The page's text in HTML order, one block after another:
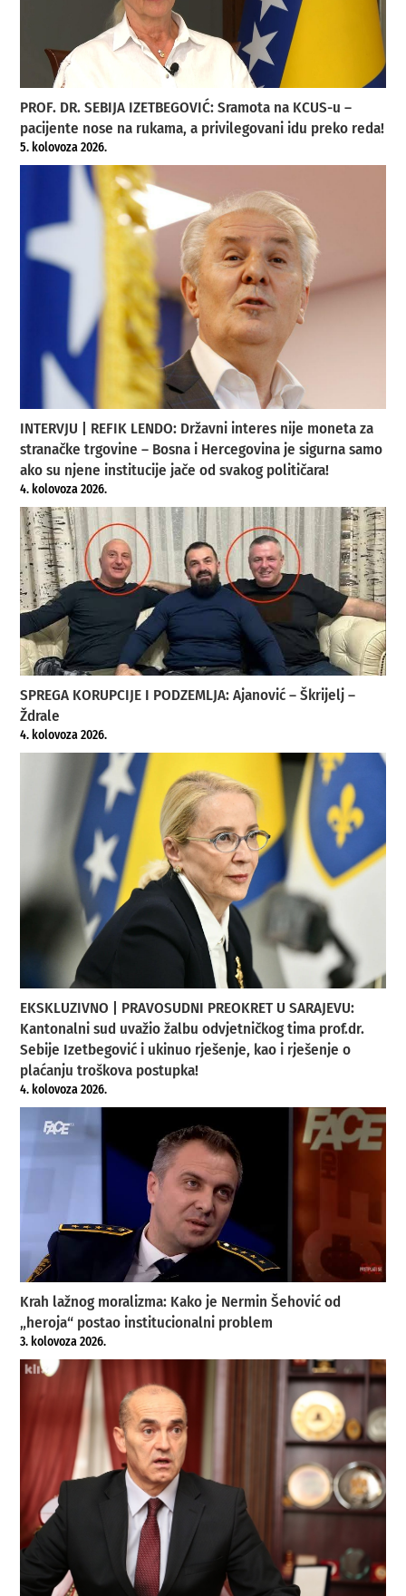
PROF. DR. SEBIJA IZETBEGOVIĆ: Sramota na KCUS-u –
pacijente nose na rukama, a privilegovani idu preko reda!
5. kolovoza 2026.
INTERVJU | REFIK LENDO: Državni interes nije moneta za
stranačke trgovine – Bosna i Hercegovina je sigurna samo
ako su njene institucije jače od svakog političara!
4. kolovoza 2026.
SPREGA KORUPCIJE I PODZEMLJA: Ajanović – Škrijelj –
Ždrale
4. kolovoza 2026.
EKSKLUZIVNO | PRAVOSUDNI PREOKRET U SARAJEVU:
Kantonalni sud uvažio žalbu odvjetničkog tima prof.dr.
Sebije Izetbegović i ukinuo rješenje, kao i rješenje o
plaćanju troškova postupka!
4. kolovoza 2026.
Krah lažnog moralizma: Kako je Nermin Šehović od
„heroja“ postao institucionalni problem
3. kolovoza 2026.